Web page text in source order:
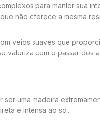
para manter sua
não oferece a mesma
veios suaves que
valoriza com o passar dos
uma madeira
e intensa ao sol.